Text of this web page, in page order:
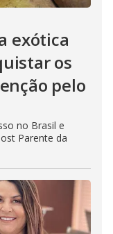
exótica
os
pelo
no Brasil e
Parente da